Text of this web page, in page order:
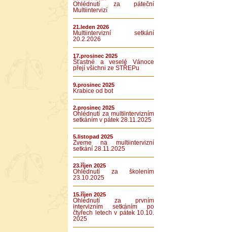
Ohlédnutí za páteční
Multiintervizí
21.leden 2026
Multiintervizní setkání
20.2.2026
17.prosinec 2025
Šťastné a veselé Vánoce
přejí všichni ze STŘEPu
9.prosinec 2025
Krabice od bot
2.prosinec 2025
Ohlédnutí za multiintervizním
setkáním v pátek 28.11.2025
5.listopad 2025
Zveme na multiintervizní
setkání 28.11.2025
23.říjen 2025
Ohlédnutí za školením
23.10.2025
15.říjen 2025
Ohlédnutí za prvním
intervizním setkáním po
čtyřech letech v pátek 10.10.
2025